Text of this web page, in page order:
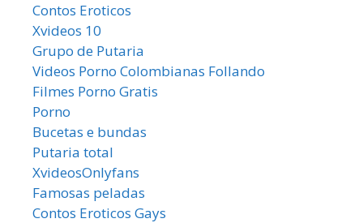
Contos Eroticos
Xvideos 10
Grupo de Putaria
Videos Porno Colombianas Follando
Filmes Porno Gratis
Porno
Bucetas e bundas
Putaria total
XvideosOnlyfans
Famosas peladas
Contos Eroticos Gays